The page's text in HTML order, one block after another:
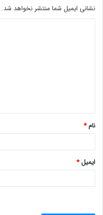
نشانی ایمیل شما منتشر نخواهد شد.
*
نام*
ایمیل*